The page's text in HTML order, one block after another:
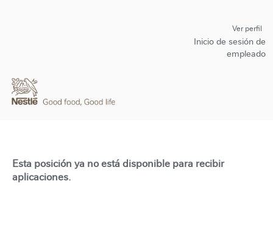
Ver perfil
Inicio de sesión de
empleado
Esta posición ya no está disponible para recibir
aplicaciones.